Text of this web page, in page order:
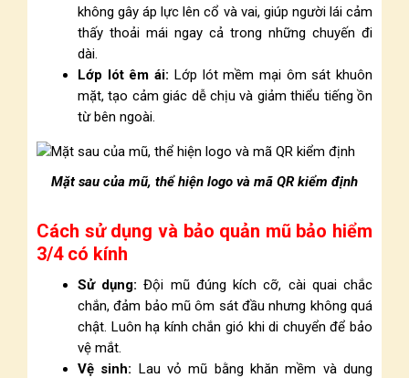
không gây áp lực lên cổ và vai, giúp người lái cảm
thấy thoải mái ngay cả trong những chuyến đi
dài.
Lớp lót êm ái: Lớp lót mềm mại ôm sát khuôn
mặt, tạo cảm giác dễ chịu và giảm thiểu tiếng ồn
từ bên ngoài.
Mặt sau của mũ, thể hiện logo và mã QR kiểm định
Cách sử dụng và bảo quản mũ bảo hiểm
3/4 có kính
Sử dụng: Đội mũ đúng kích cỡ, cài quai chắc
chắn, đảm bảo mũ ôm sát đầu nhưng không quá
chật. Luôn hạ kính chắn gió khi di chuyển để bảo
vệ mắt.
Vệ sinh: Lau vỏ mũ bằng khăn mềm và dung